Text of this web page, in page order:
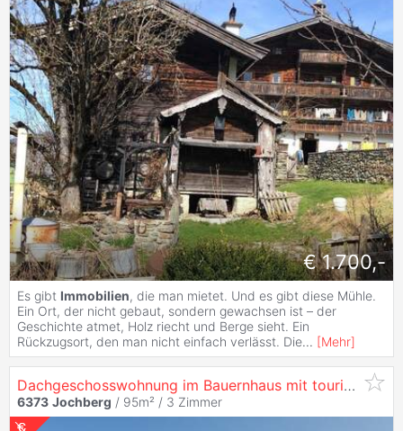
€ 1.700,-
Es gibt Immobilien, die man mietet. Und es gibt diese Mühle.
Ein Ort, der nicht gebaut, sondern gewachsen ist – der
Geschichte atmet, Holz riecht und Berge sieht. Ein
Rückzugsort, den man nicht einfach verlässt. Die... [Mehr]
Dachgeschosswohnung im Bauernhaus mit touristischer Widmung
6373 Jochberg / 95m² / 3 Zimmer